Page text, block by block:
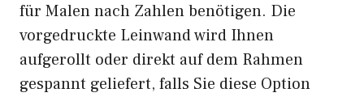
für Malen nach Zahlen benötigen. Die
vorgedruckte Leinwand wird Ihnen
aufgerollt oder direkt auf dem Rahmen
gespannt geliefert, falls Sie diese Option